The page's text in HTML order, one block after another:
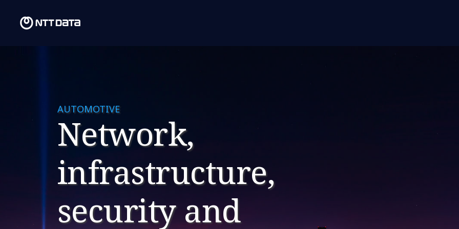
​AUTOMOTIVE​
​Network,
infrastructure,
security and